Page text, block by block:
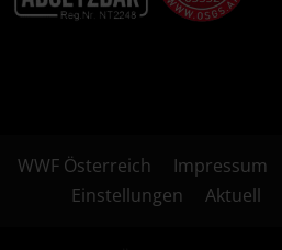
WWF Österreich Impressum
Einstellungen
Aktuell